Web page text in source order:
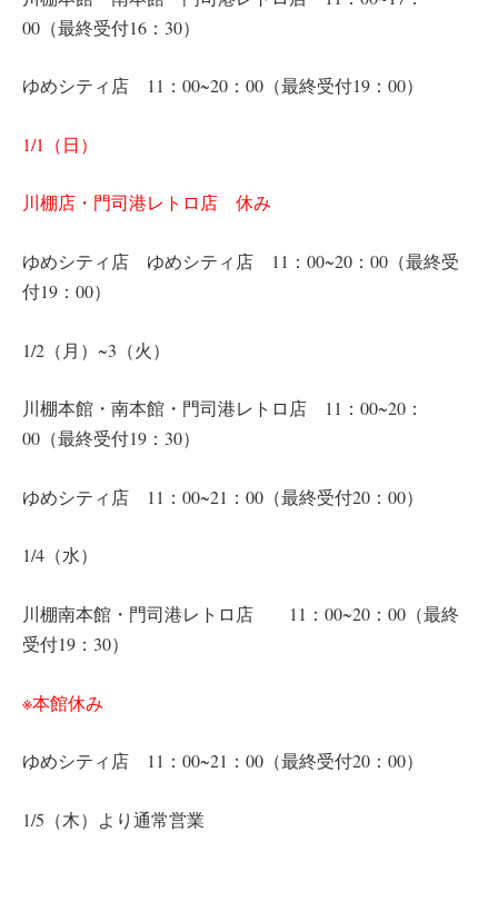
00（最終受付16：30）
ゆめシティ店 11：00~20：00（最終受付19：00）
1/1（日）
川棚店・門司港レトロ店 休み
ゆめシティ店 ゆめシティ店 11：00~20：00（最終受
付19：00）
1/2（月）~3（火）
川棚本館・南本館・門司港レトロ店 11：00~20：
00（最終受付19：30）
ゆめシティ店 11：00~21：00（最終受付20：00）
1/4（水）
川棚南本館・門司港レトロ店 11：00~20：00（最終
受付19：30）
※本館休み
ゆめシティ店 11：00~21：00（最終受付20：00）
1/5（木）より通常営業